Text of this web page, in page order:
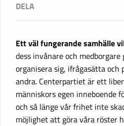
Ett väl fungerande samhälle
dess invånare och
organisera sig, ifrågasätta och
andra. Centerpartiet är ett
människors egen inneboende
och så länge vår frihet inte
möjlighet att göra våra röster